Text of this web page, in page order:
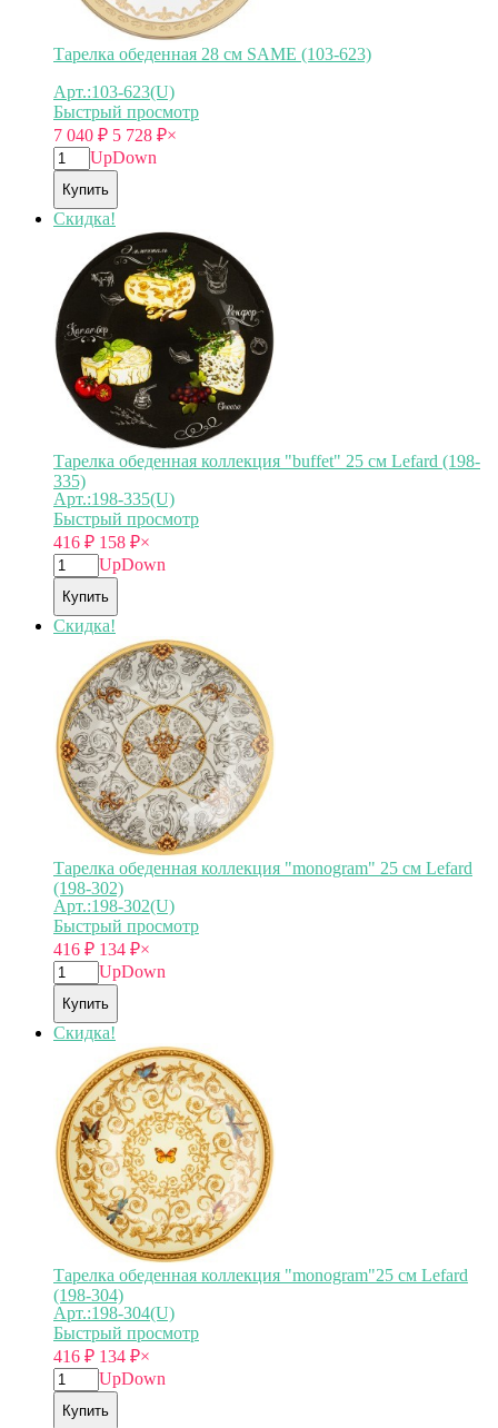
Тарелка обеденная 28 см SAME (103-623)
Арт.:103-623(U)
Быстрый просмотр
7 040 ₽ 5 728 ₽×
UpDown
Купить
Скидка!
Тарелка обеденная коллекция "buffet" 25 см Lefard (198-
335)
Арт.:198-335(U)
Быстрый просмотр
416 ₽ 158 ₽×
UpDown
Купить
Скидка!
Тарелка обеденная коллекция "monogram" 25 см Lefard
(198-302)
Арт.:198-302(U)
Быстрый просмотр
416 ₽ 134 ₽×
UpDown
Купить
Скидка!
Тарелка обеденная коллекция "monogram"25 см Lefard
(198-304)
Арт.:198-304(U)
Быстрый просмотр
416 ₽ 134 ₽×
UpDown
Купить